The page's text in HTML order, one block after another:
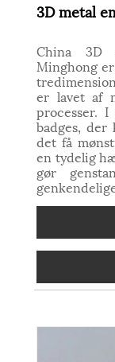
3D metal
China 3D
Minghong
er lavet af
processer.
badges,
det få
en tydelig
gør